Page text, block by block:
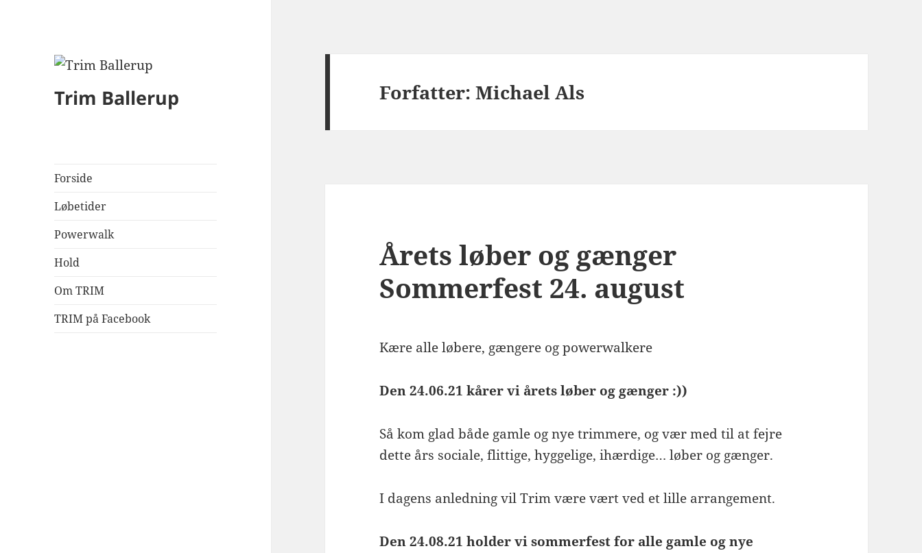
Trim Ballerup
Forside
Løbetider
Powerwalk
Hold
Om TRIM
TRIM på Facebook
Forfatter:Michael Als
Årets løber og gænger
Sommerfest 24. august
Kære alle løbere, gængere og powerwalkere
Den 24.06.21 kårer vi årets løber og gænger :))
Så kom glad både gamle og nye trimmere, og vær med til at fejre
dette års sociale, flittige, hyggelige, ihærdige… løber og gænger.
I dagens anledning vil Trim være vært ved et lille arrangement.
Den 24.08.21 holder vi sommerfest for alle gamle og nye